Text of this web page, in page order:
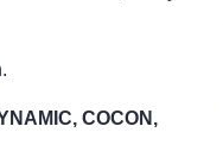
COCON,